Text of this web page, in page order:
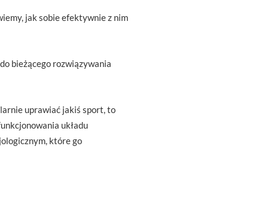
jak sobie efektywnie z nim
bieżącego rozwiązywania
uprawiać jakiś sport, to
układu
które go